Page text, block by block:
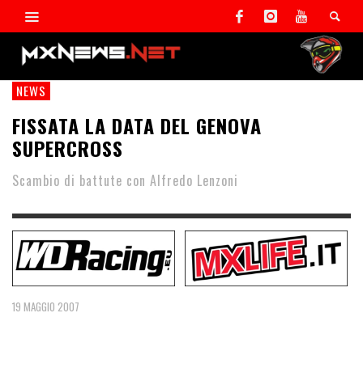
NEWS
FISSATA LA DATA DEL GENOVA
SUPERCROSS
Scambio di battute con Alfredo Lenzoni
19 MAGGIO 2007